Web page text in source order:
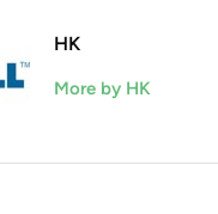
HK
More by HK